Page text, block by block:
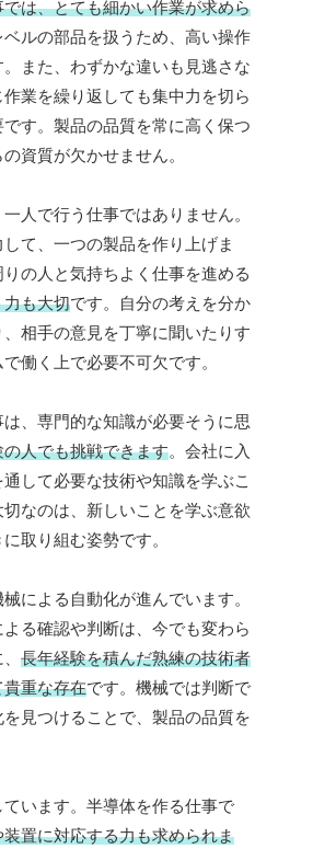
は、とても細かい作業が求めら
ベルの部品を扱うため、高い操作
また、わずかな違いも見逃さな
業を繰り返しても集中力を切ら
す。製品の品質を常に高く保つ
資質が欠かせません。
人で行う仕事ではありません。
て、一つの製品を作り上げま
の人と気持ちよく仕事を進める
力も大切です。自分の考えを分か
、相手の意見を丁寧に聞いたりす
働く上で必要不可欠です。
、専門的な知識が必要そうに思
の人でも挑戦できます。会社に入
して必要な技術や知識を学ぶこ
なのは、新しいことを学ぶ意欲
取り組む姿勢です。
による自動化が進んでいます。
る確認や判断は、今でも変わら
長年経験を積んだ熟練の技術者
重な存在です。機械では判断で
見つけることで、製品の品質を
います。半導体を作る仕事で
装置に対応する力も求められま